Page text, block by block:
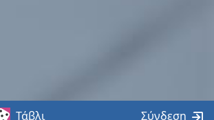
Τάβλι Σύνδεση